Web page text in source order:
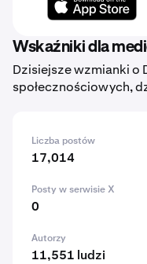
Wskaźniki dla
Dzisiejsze wzmianki o
społecznościowych,
Liczba postów
17,014
Posty w serwisie X
0
Autorzy
11,551 ludzi